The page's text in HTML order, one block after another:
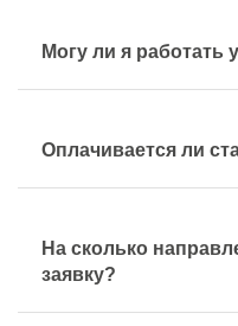
Могу ли я работать
Оплачивается ли
На сколько
заявку?